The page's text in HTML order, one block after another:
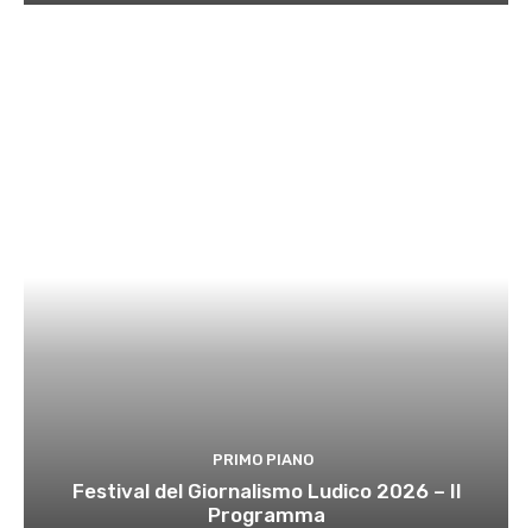
PRIMO PIANO
Festival del Giornalismo Ludico 2026 – Il
Programma